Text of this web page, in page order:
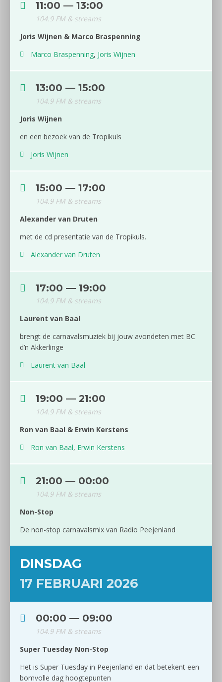
11:00 — 13:00
104.9 FM & streams
Joris Wijnen & Marco Braspenning
Marco Braspenning, Joris Wijnen
13:00 — 15:00
104.9 FM & streams
Joris Wijnen
en een bezoek van de Tropikuls
Joris Wijnen
15:00 — 17:00
104.9 FM & streams
Alexander van Druten
met de cd presentatie van de Tropikuls.
Alexander van Druten
17:00 — 19:00
104.9 FM & streams
Laurent van Baal
brengt de carnavalsmuziek bij jouw avondeten met BC
d’n Akkerlinge
Laurent van Baal
19:00 — 21:00
104.9 FM & streams
Ron van Baal & Erwin Kerstens
Ron van Baal, Erwin Kerstens
21:00 — 00:00
104.9 FM & streams
Non-Stop
De non-stop carnavalsmix van Radio Peejenland
DINSDAG
17 FEBRUARI 2026
00:00 — 09:00
104.9 FM & streams
Super Tuesday Non-Stop
Het is Super Tuesday in Peejenland en dat betekent een
bomvolle dag hoogtepunten